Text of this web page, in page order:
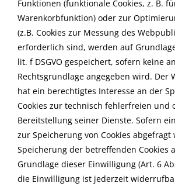
Funktionen (funktionale Cookies, z. B.
Warenkorbfunktion) oder zur
(z.B. Cookies zur Messung des
erforderlich sind, werden auf
lit. f DSGVO gespeichert, sofern keine
Rechtsgrundlage angegeben wird. Der
hat ein berechtigtes Interesse an der
Cookies zur technisch fehlerfreien und
Bereitstellung seiner Dienste. Sofern
zur Speicherung von Cookies
Speicherung der betreffenden Cookies
Grundlage dieser Einwilligung (Art. 6
die Einwilligung ist jederzeit